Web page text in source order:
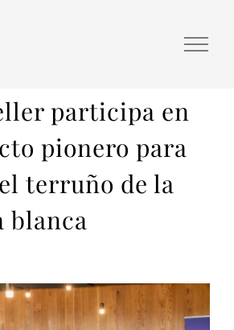
participa en
pionero para
terruño de la
blanca